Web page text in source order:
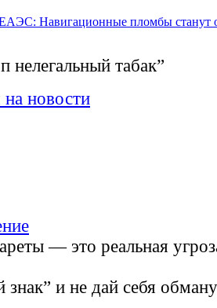
Навигационные пломбы станут
нелегальный табак”
на новости
— это реальная
знак” и не дай себя